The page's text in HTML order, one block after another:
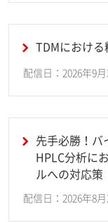
TDMにおける
配信日：2026年9月
先手必勝！バ
HPLC分析に
ルへの対応策
配信日：2026年8月